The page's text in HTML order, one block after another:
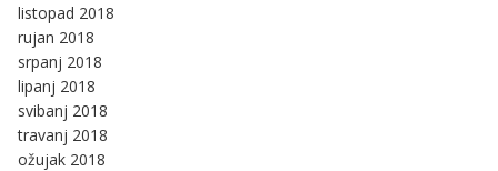
listopad 2018
rujan 2018
srpanj 2018
lipanj 2018
svibanj 2018
travanj 2018
ožujak 2018